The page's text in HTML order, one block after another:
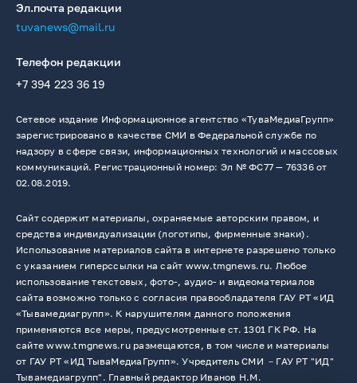
Эл.почта редакции
tuvanews@mail.ru
Телефон редакции
+7 394 223 36 19
Сетевое издание Информационное агентство «ТуваМедиаГрупп»
зарегистрировано в качестве СМИ в Федеральной службе по
надзору в сфере связи, информационных технологий и массовых
коммуникаций. Регистрационный номер: Эл № ФС77 — 76336 от
02.08.2019.
Сайт содержит материалы, охраняемые авторским правом, и
средства индивидуализации (логотипы, фирменные знаки).
Использование материалов сайта в интернете разрешено только
с указанием гиперссылки на сайт www.tmgnews.ru. Любое
использование текстовых, фото-, аудио- и видеоматериалов
сайта возможно только с согласия правообладателя ГАУ РТ «ИД
«Тывамедиагрупп». К нарушителям данного положения
применяются все меры, предусмотренные ст. 1301 ГК РФ. На
сайте www.tmgnews.ru размещаются, в том числе и материалы
от ГАУ РТ «ИД ТываМедиаГрупп». Учредитель СМИ －ГАУ РТ "ИД"
Тывамедиагрупп". Главный редактор Иванов Н.М.